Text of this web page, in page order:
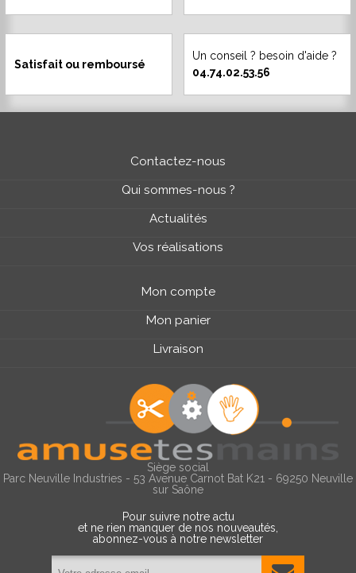
Satisfait ou remboursé
Un conseil ? besoin d'aide ?
04.74.02.53.56
Contactez-nous
Qui sommes-nous ?
Actualités
Vos réalisations
Mon compte
Mon panier
Livraison
Siège social
Parc Neuville Industries - 53 Avenue Carnot Bat K21 - 69250 Neuville
sur Saône
Pour suivre notre actu
et ne rien manquer de nos nouveautés,
abonnez-vous à notre newsletter